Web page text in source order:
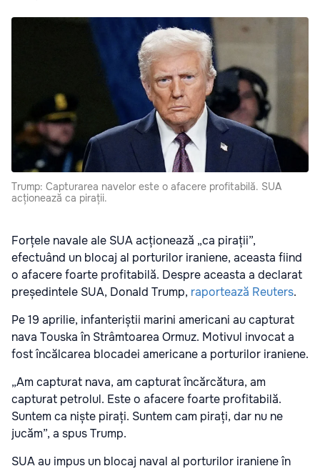
Trump: Capturarea navelor este o afacere profitabilă. SUA
acționează ca pirații.
Forțele navale ale SUA acționează „ca pirații”,
efectuând un blocaj al porturilor iraniene, aceasta fiind
o afacere foarte profitabilă. Despre aceasta a declarat
președintele SUA, Donald Trump, raportează Reuters.
Pe 19 aprilie, infanteriștii marini americani au capturat
nava Touska în Strâmtoarea Ormuz. Motivul invocat a
fost încălcarea blocadei americane a porturilor iraniene.
„Am capturat nava, am capturat încărcătura, am
capturat petrolul. Este o afacere foarte profitabilă.
Suntem ca niște pirați. Suntem cam pirați, dar nu ne
jucăm”, a spus Trump.
SUA au impus un blocaj naval al porturilor iraniene în